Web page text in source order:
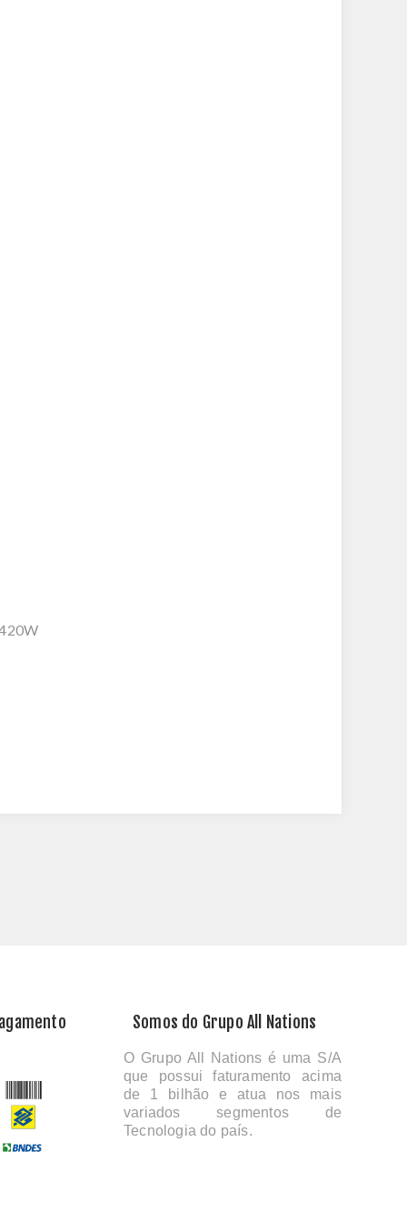
Somos do Grupo All Nations
O Grupo All Nations é uma S/A
que possui faturamento acima
de 1 bilhão e atua nos mais
variados segmentos de
Tecnologia do país.